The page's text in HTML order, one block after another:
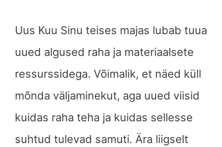
Uus Kuu Sinu teises majas lubab tuua
uued algused raha ja materiaalsete
ressurssidega. Võimalik, et näed küll
mõnda väljaminekut, aga uued viisid
kuidas raha teha ja kuidas sellesse
suhtud tulevad samuti. Ära liigselt